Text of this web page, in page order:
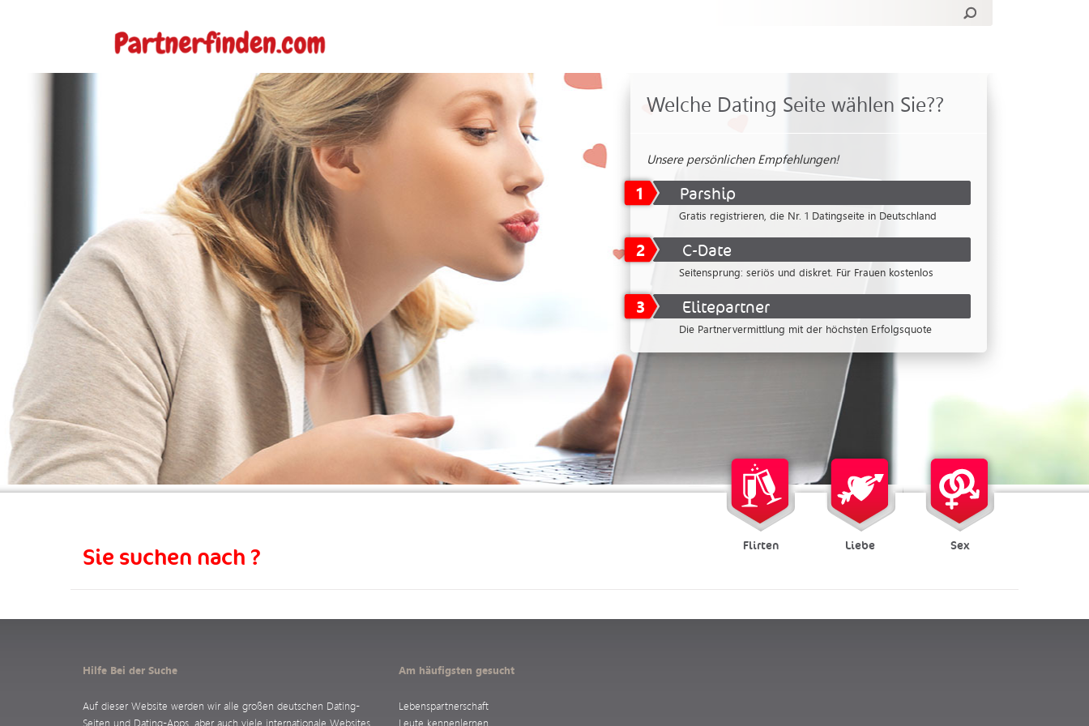
Welche Dating Seite wählen Sie??
Unsere persönlichen Empfehlungen!
1 Parship
Gratis registrieren, die Nr. 1 Datingseite in Deutschland
2 C-Date
Seitensprung: seriös und diskret. Für Frauen kostenlos
3 Elitepartner
Die Partnervermittlung mit der höchsten Erfolgsquote
Flirten Liebe Sex
Sie suchen nach ?
Hilfe Bei der Suche
Auf dieser Website werden wir alle großen deutschen Dating-
Seiten und Dating-Apps, aber auch viele internationale Websites
Am häufigsten gesucht
Lebenspartnerschaft
Leute kennenlernen